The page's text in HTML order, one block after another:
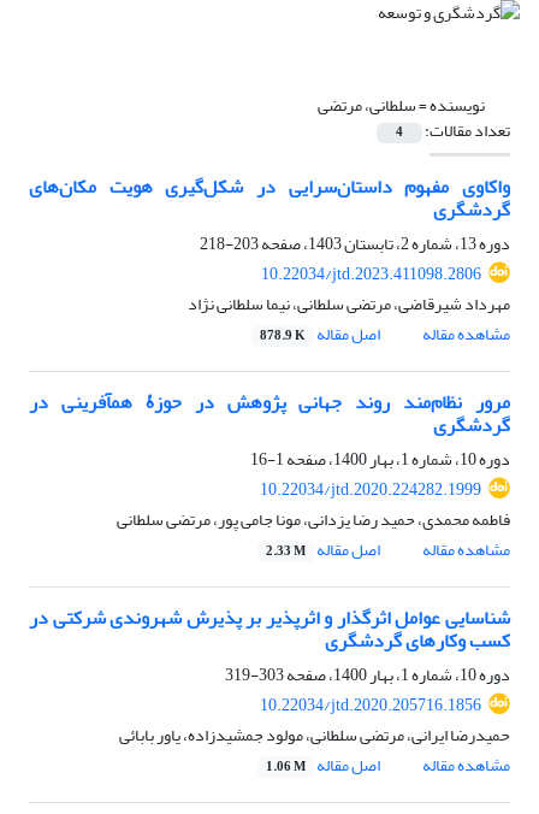
نویسنده =سلطانی، مرتضی
تعداد مقالات: 4
واکاوی مفهوم داستان‌سرایی در شکل‌گیری هویت مکان‌های
گردشگری
دوره 13، شماره 2، تابستان 1403، صفحه
203-218
10.22034/jtd.2023.411098.2806
مهرداد شیرقاضی، مرتضی سلطانی، نیما سلطانی نژاد
مشاهده مقاله
اصل مقاله 878.9 K
مرور نظام‌مند روند جهانی پژوهش در حوزۀ هم‏آفرینی در
گردشگری
دوره 10، شماره 1، بهار 1400، صفحه
1-16
10.22034/jtd.2020.224282.1999
فاطمه محمدی، حمید رضا یزدانی، مونا جامی پور، مرتضی سلطانی
مشاهده مقاله
اصل مقاله 2.33 M
شناسایی عوامل اثرگذار و اثرپذیر بر پذیرش شهروندی شرکتی در
کسب ‌وکارهای گردشگری
دوره 10، شماره 1، بهار 1400، صفحه
303-319
10.22034/jtd.2020.205716.1856
حمیدرضا ایرانی، مرتضی سلطانی، مولود جمشیدزاده، یاور بابائی
مشاهده مقاله
اصل مقاله 1.06 M